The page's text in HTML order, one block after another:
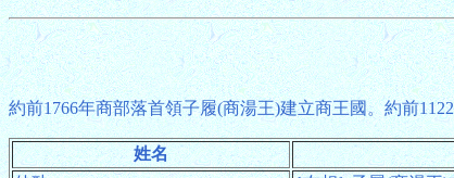
約前1766年商部落首領子履(商湯王)建立商王國。約前
姓名